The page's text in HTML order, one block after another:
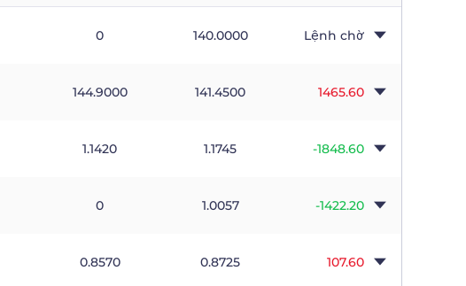
0 140.0000 Lệnh chờ
144.9000 141.4500 1465.60
1.1420 1.1745 -1848.60
0 1.0057 -1422.20
0.8570 0.8725 107.60